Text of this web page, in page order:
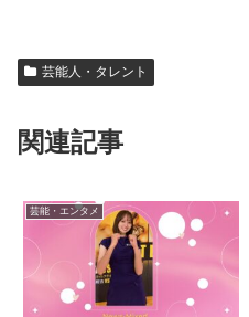
芸能人・タレント
関連記事
芸能・エンタメ